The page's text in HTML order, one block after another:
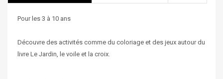
Pour les 3 à 10 ans
Découvre des activités comme du coloriage et des jeux autour du
livre Le Jardin, le voile et la croix.